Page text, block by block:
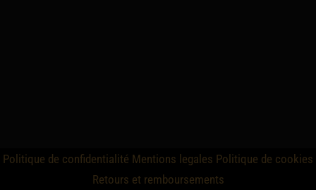
Politique de confidentialité Mentions legales Politique de cookies
Retours et remboursements